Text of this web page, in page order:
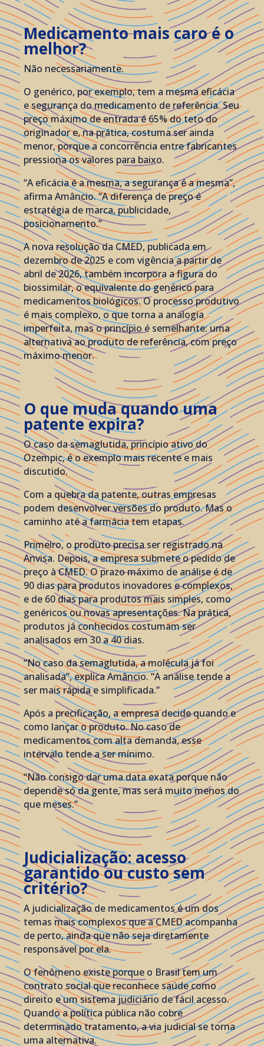
Medicamento mais caro é o
melhor?
Não necessariamente.
O genérico, por exemplo, tem a mesma eficácia
e segurança do medicamento de referência. Seu
preço máximo de entrada é 65% do teto do
originador e, na prática, costuma ser ainda
menor, porque a concorrência entre fabricantes
pressiona os valores para baixo.
“A eficácia é a mesma, a segurança é a mesma”,
afirma Amâncio. “A diferença de preço é
estratégia de marca, publicidade,
posicionamento.”
A nova resolução da CMED, publicada em
dezembro de 2025 e com vigência a partir de
abril de 2026, também incorpora a figura do
biossimilar, o equivalente do genérico para
medicamentos biológicos. O processo produtivo
é mais complexo, o que torna a analogia
imperfeita, mas o princípio é semelhante: uma
alternativa ao produto de referência, com preço
máximo menor.
O que muda quando uma
patente expira?
O caso da semaglutida, princípio ativo do
Ozempic, é o exemplo mais recente e mais
discutido.
Com a quebra da patente, outras empresas
podem desenvolver versões do produto. Mas o
caminho até a farmácia tem etapas.
Primeiro, o produto precisa ser registrado na
Anvisa. Depois, a empresa submete o pedido de
preço à CMED. O prazo máximo de análise é de
90 dias para produtos inovadores e complexos,
e de 60 dias para produtos mais simples, como
genéricos ou novas apresentações. Na prática,
produtos já conhecidos costumam ser
analisados em 30 a 40 dias.
“No caso da semaglutida, a molécula já foi
analisada”, explica Amâncio. “A análise tende a
ser mais rápida e simplificada.”
Após a precificação, a empresa decide quando e
como lançar o produto. No caso de
medicamentos com alta demanda, esse
intervalo tende a ser mínimo.
“Não consigo dar uma data exata porque não
depende só da gente, mas será muito menos do
que meses.”
Judicialização: acesso
garantido ou custo sem
critério?
A judicialização de medicamentos é um dos
temas mais complexos que a CMED acompanha
de perto, ainda que não seja diretamente
responsável por ela.
O fenômeno existe porque o Brasil tem um
contrato social que reconhece saúde como
direito e um sistema judiciário de fácil acesso.
Quando a política pública não cobre
determinado tratamento, a via judicial se torna
uma alternativa.